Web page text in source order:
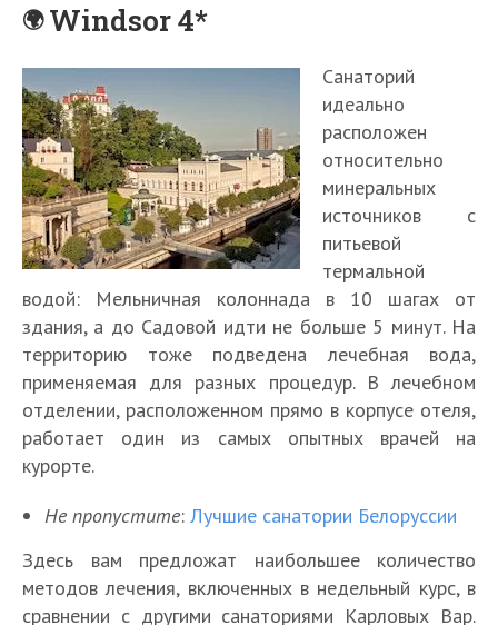
Windsor 4*
Санаторий
идеально
расположен
относительно
минеральных
источников с
питьевой
термальной
водой: Мельничная колоннада в 10 шагах от
здания, а до Садовой идти не больше 5 минут. На
территорию тоже подведена лечебная вода,
применяемая для разных процедур. В лечебном
отделении, расположенном прямо в корпусе отеля,
работает один из самых опытных врачей на
курорте.
Не пропустите: Лучшие санатории Белоруссии
Здесь вам предложат наибольшее количество
методов лечения, включенных в недельный курс, в
сравнении с другими санаториями Карловых Вар.